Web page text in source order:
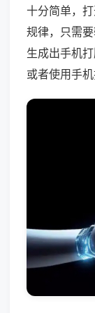
十分简单，
规律，只需
生成出手机
或者使用手